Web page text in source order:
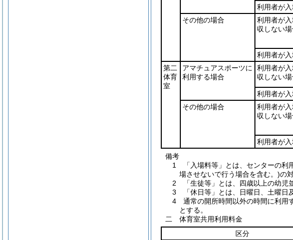
利用者が
その他の場合
利用者が
収しない場
利用者が
第二
体育
室
アマチュアスポーツに
利用する場合
利用者が
収しない場
利用者が
その他の場合
利用者が
収しない場
利用者が
備考
1 「入場料等」とは、センターの利
場させないで行う場合を含む。)の
2 「生徒等」とは、四歳以上の幼児
3 「休日等」とは、日曜日、土曜日
4 通常の開所時間以外の時間に利用
とする。
二 体育室共用利用料金
区分